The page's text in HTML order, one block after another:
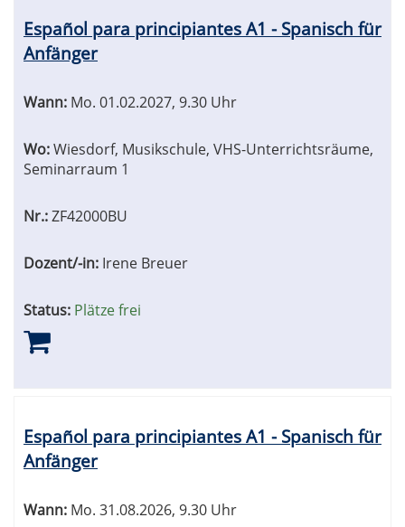
Español para principiantes A1 - Spanisch für
Anfänger
Wann: Mo. 01.02.2027, 9.30 Uhr
Wo:Wiesdorf, Musikschule, VHS-Unterrichtsräume,
Seminarraum 1
Nr.:ZF42000BU
Dozent/-in: Irene Breuer
Status: Plätze frei
Español para principiantes A1 - Spanisch für
Anfänger
Wann: Mo. 31.08.2026, 9.30 Uhr